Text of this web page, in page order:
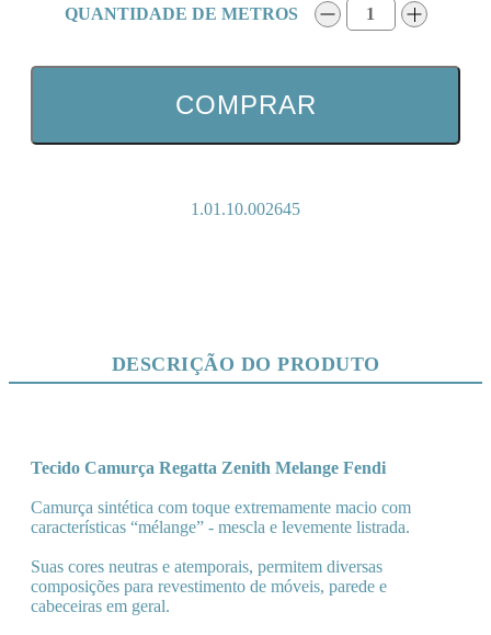
QUANTIDADE DE METROS 1
COMPRAR
1.01.10.002645
DESCRIÇÃO DO PRODUTO
Tecido Camurça Regatta Zenith Melange Fendi
Camurça sintética com toque extremamente macio com
características “mélange” - mescla e levemente listrada.
Suas cores neutras e atemporais, permitem diversas
composições para revestimento de móveis, parede e
cabeceiras em geral.